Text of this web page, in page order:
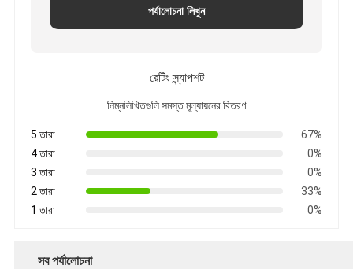
পর্যালোচনা লিখুন
রেটিং স্ন্যাপশট
নিম্নলিখিতগুলি সমস্ত মূল্যায়নের বিতরণ
5 তারা
67%
4 তারা
0%
3 তারা
0%
2 তারা
33%
1 তারা
0%
সব পর্যালোচনা